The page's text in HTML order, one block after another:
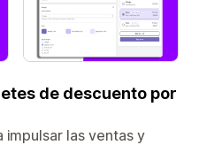
de descuento por
impulsar las ventas y